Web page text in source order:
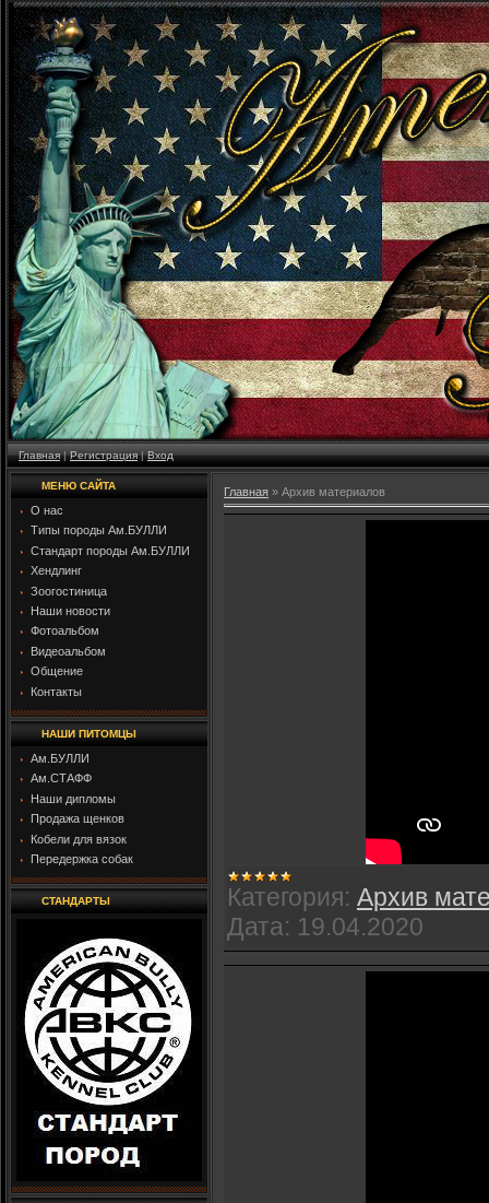
Главная|Регистрация|Вход
МЕНЮ САЙТА
О нас
Типы породы Ам.БУЛЛИ
Стандарт породы Ам.БУЛЛИ
Хендлинг
Зоогостиница
Наши новости
Фотоальбом
Видеоальбом
Общение
Контакты
НАШИ ПИТОМЦЫ
Ам.БУЛЛИ
Ам.СТАФФ
Наши дипломы
Продажа щенков
Кобели для вязок
Передержка собак
СТАНДАРТЫ
Главная » Архив материалов
Категория: Архив
Дата: 19.04.2020